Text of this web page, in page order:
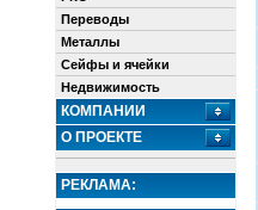
Переводы
Металлы
Сейфы и ячейки
Недвижимость
КОМПАНИИ
О ПРОЕКТЕ
РЕКЛАМА: